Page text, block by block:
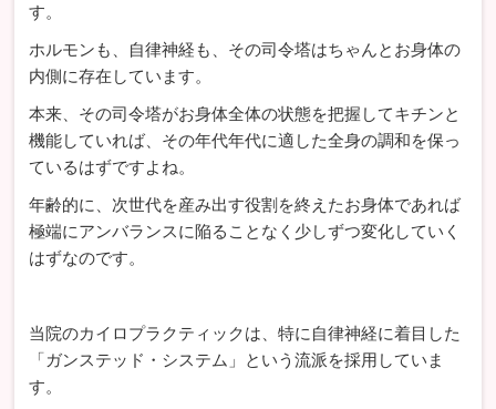
す。
ホルモンも、自律神経も、その司令塔はちゃんとお身体の
内側に存在しています。
本来、その司令塔がお身体全体の状態を把握してキチンと
機能していれば、その年代年代に適した全身の調和を保っ
ているはずですよね。
年齢的に、次世代を産み出す役割を終えたお身体であれば
極端にアンバランスに陥ることなく少しずつ変化していく
はずなのです。
当院のカイロプラクティックは、特に自律神経に着目した
「ガンステッド・システム」という流派を採用していま
す。